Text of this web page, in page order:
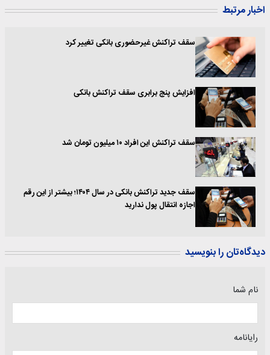
اخبار مرتبط
سقف تراکنش غیرحضوری بانکی تغییر کرد
افزایش پنج برابری سقف تراکنش بانکی‌
سقف تراکنش این افراد ۱۰ میلیون تومان شد
سقف جدید تراکنش بانکی در سال ۱۴۰۴؛ بیشتر از این رقم
اجازه انتقال پول ندارید
دیدگاه‌تان را بنویسید
نام شما
رایانامه